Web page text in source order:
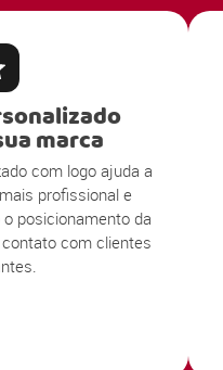
marca
com logo ajuda a
profissional e
posicionamento da
com clientes